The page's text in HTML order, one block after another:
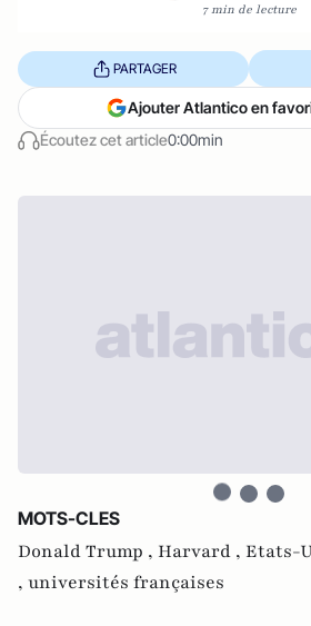
7 min de lecture
Écoutez cet article0:00min
PARTAGER
Ajouter Atlantico en
MOTS-CLES
Donald Trump , Harvard , Etats-
, universités françaises